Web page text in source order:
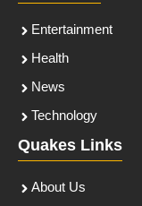
Entertainment
Health
News
Technology
Quakes Links
About Us